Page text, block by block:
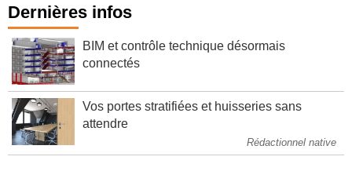
Dernières infos
BIM et contrôle technique désormais
connectés
Vos portes stratifiées et huisseries sans
attendre
Rédactionnel native